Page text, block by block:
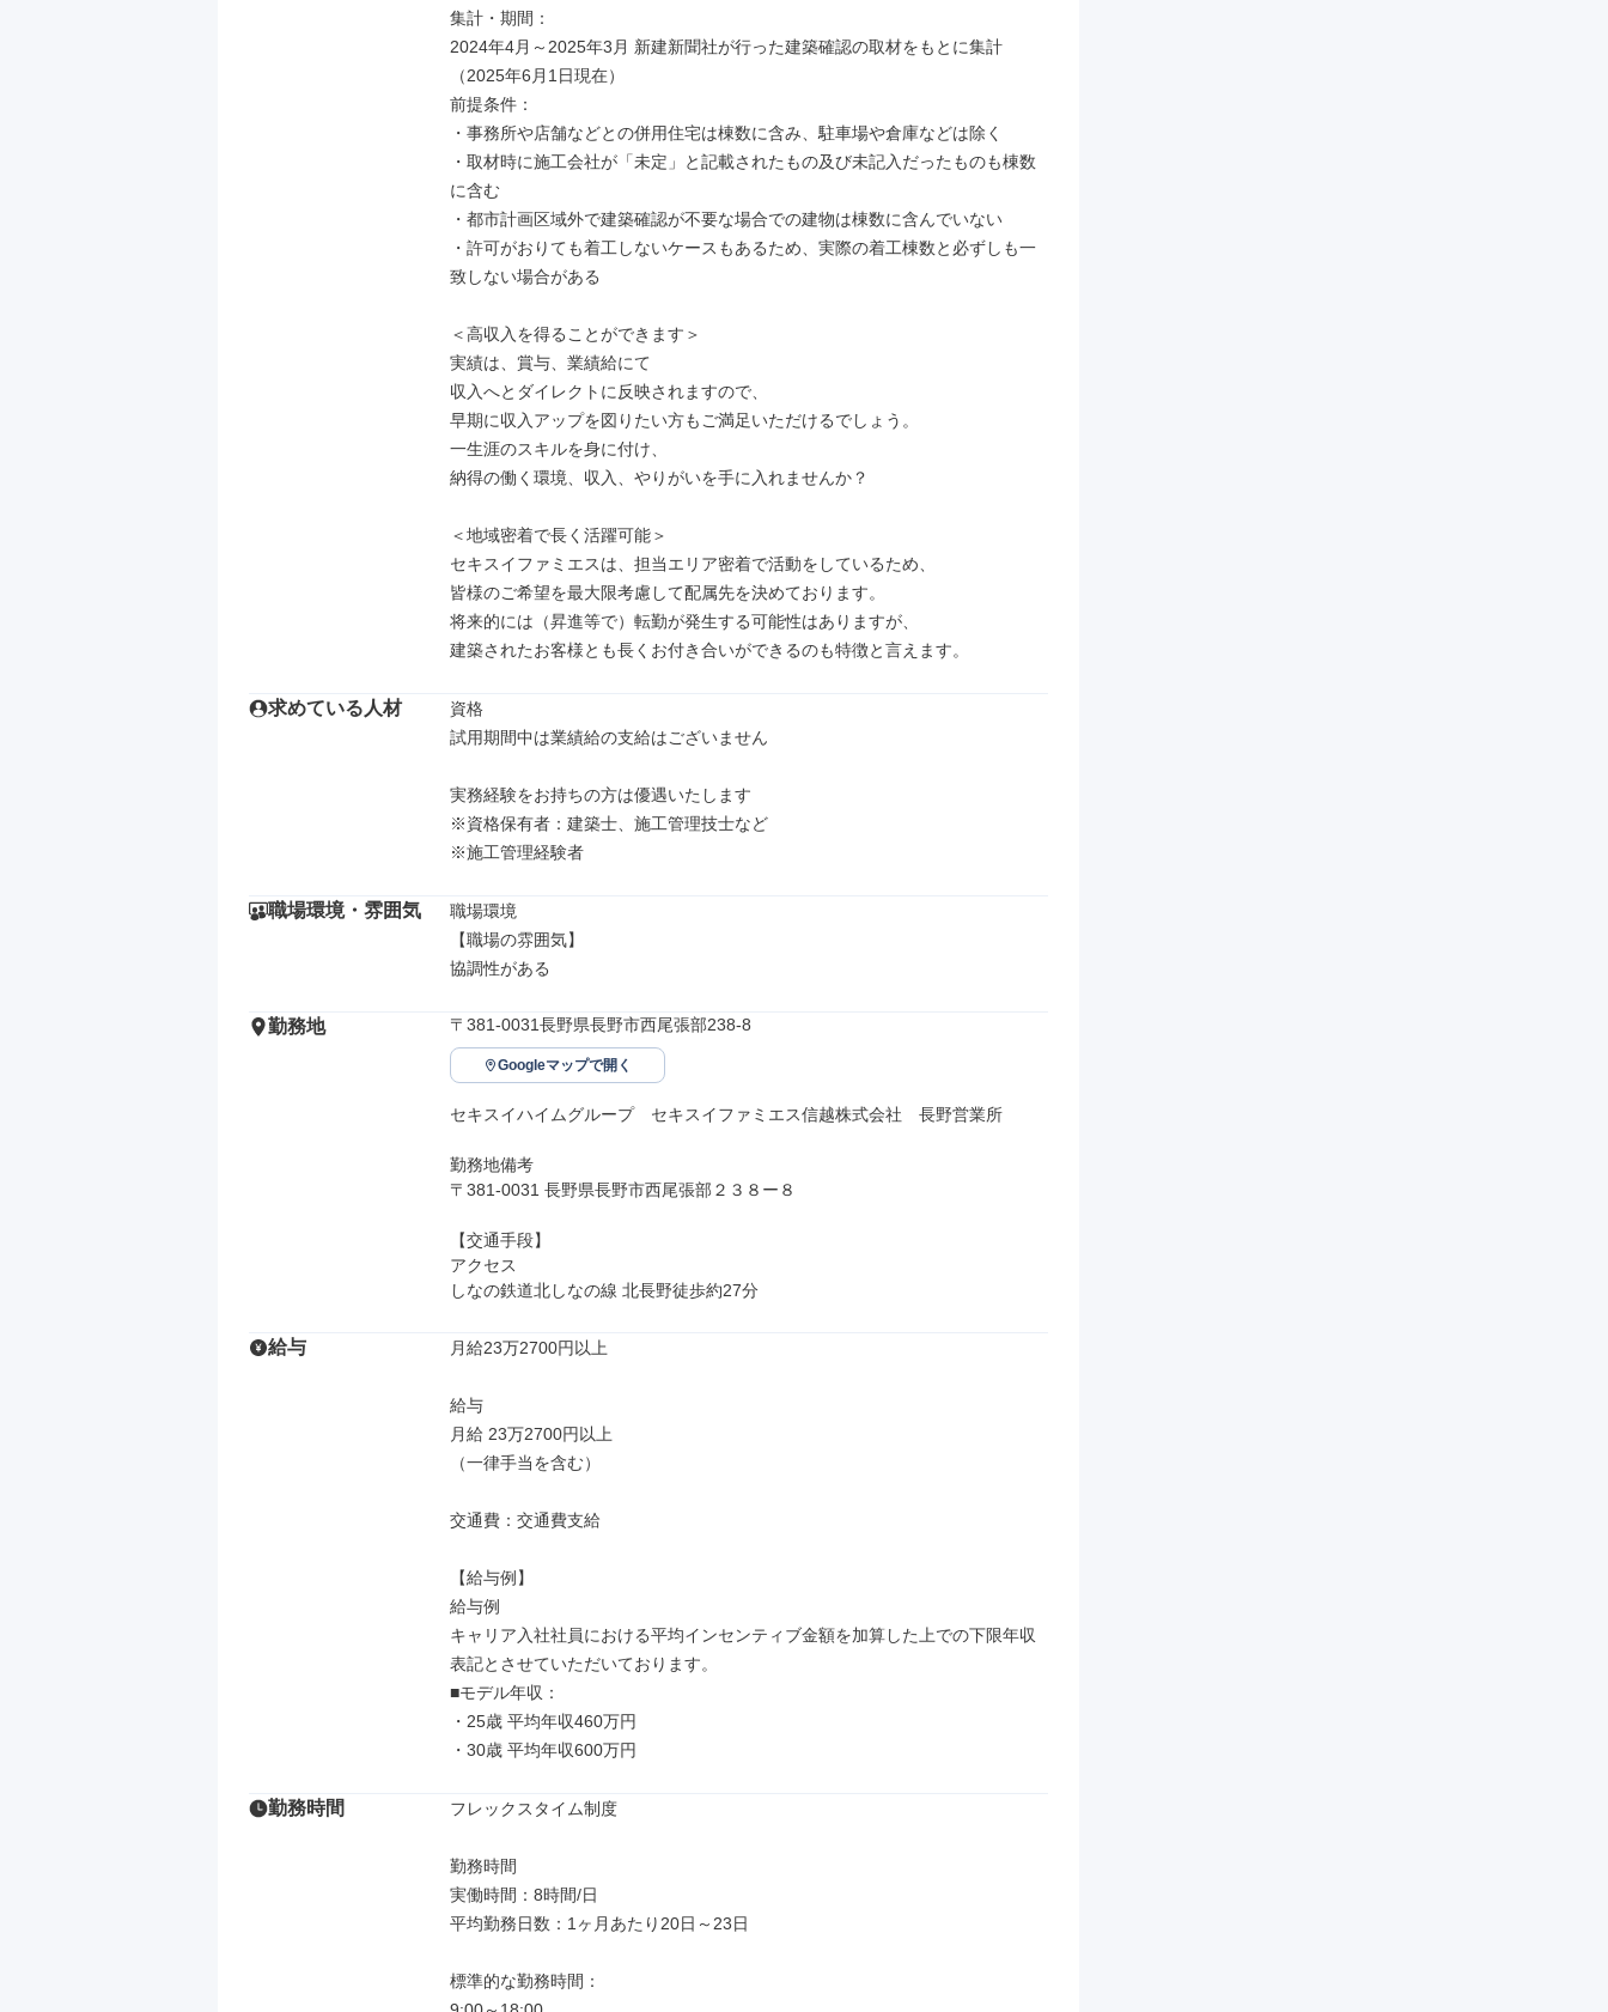
集計・期間：
2024年4月～2025年3月 新建新聞社が行った建築確認の取材をもとに集計
（2025年6月1日現在）
前提条件：
・事務所や店舗などとの併用住宅は棟数に含み、駐車場や倉庫などは除く
・取材時に施工会社が「未定」と記載されたもの及び未記入だったものも棟数
に含む
・都市計画区域外で建築確認が不要な場合での建物は棟数に含んでいない
・許可がおりても着工しないケースもあるため、実際の着工棟数と必ずしも一
致しない場合がある
＜高収入を得ることができます＞
実績は、賞与、業績給にて
収入へとダイレクトに反映されますので、
早期に収入アップを図りたい方もご満足いただけるでしょう。
一生涯のスキルを身に付け、
納得の働く環境、収入、やりがいを手に入れませんか？
＜地域密着で長く活躍可能＞
セキスイファミエスは、担当エリア密着で活動をしているため、
皆様のご希望を最大限考慮して配属先を決めております。
将来的には（昇進等で）転勤が発生する可能性はありますが、
建築されたお客様とも長くお付き合いができるのも特徴と言えます。
求めている人材
資格
試用期間中は業績給の支給はございません
実務経験をお持ちの方は優遇いたします
※資格保有者：建築士、施工管理技士など
※施工管理経験者
職場環境・雰囲気
職場環境
【職場の雰囲気】
協調性がある
勤務地 〒381-0031長野県長野市西尾張部238-8
Googleマップで開く
セキスイハイムグループ　セキスイファミエス信越株式会社　長野営業所
勤務地備考
〒381-0031 長野県長野市西尾張部２３８ー８
【交通手段】
アクセス
しなの鉄道北しなの線 北長野徒歩約27分
給与 月給23万2700円以上
給与
月給 23万2700円以上
（一律手当を含む）
交通費：交通費支給
【給与例】
給与例
キャリア入社社員における平均インセンティブ金額を加算した上での下限年収
表記とさせていただいております。
■モデル年収：
・25歳 平均年収460万円
・30歳 平均年収600万円
勤務時間 フレックスタイム制度
勤務時間
実働時間：8時間/日
平均勤務日数：1ヶ月あたり20日～23日
標準的な勤務時間：